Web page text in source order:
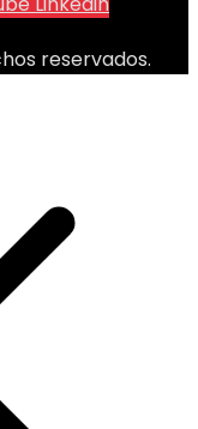
reservados.